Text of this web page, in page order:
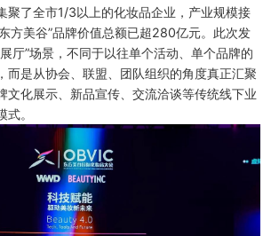
聚了全市1/3以上的化妆品企业，产业规模接
方美谷”品牌价值总额已超280亿元。此次发
厅”场景，不同于以往单个活动、单个品牌的
而是从协会、联盟、团队组织的角度真正汇聚
文化展示、新品宣传、交流洽谈等传统线下业
。